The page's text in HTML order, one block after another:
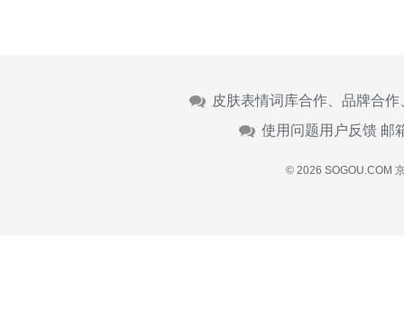
皮肤表情词库合作、品牌合
使用问题用户反馈 邮
© 2026 SOGOU.COM